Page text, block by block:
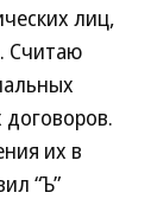
лиц,
Считаю
их в
“Ъ”